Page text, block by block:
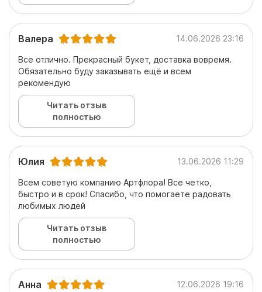
Валера 14.06.2026 23:16
Все отлично. Прекрасный букет, доставка вовремя.
Обязательно буду заказывать ещё и всем
рекомендую
Читать отзыв
полностью
Юлия 13.06.2026 11:29
Всем советую компанию Артфлора! Все четко,
быстро и в срок! Спасибо, что помогаете радовать
любимых людей
Читать отзыв
полностью
Анна 12.06.2026 19:16